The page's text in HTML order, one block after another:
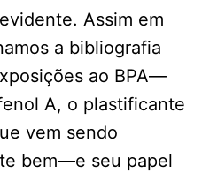
Assim em
a bibliografia
ao BPA—
A, o plastificante
vem sendo
bem—e seu papel